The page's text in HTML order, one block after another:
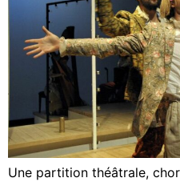
Une partition théâtrale,